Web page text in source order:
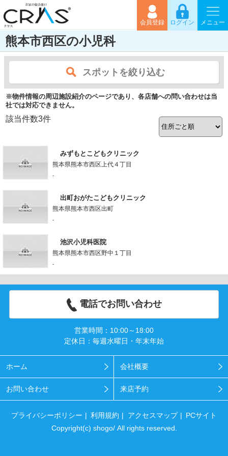
会員登録 ログイン メニュー
熊本市西区の小児科
スポットを絞り込む
※物件情報の周辺施設紹介のページであり、各店舗への問い合わせは当
社では対応できません。
該当件数3件
みずもとこどもクリニック
熊本県熊本市西区上代４丁目
-
出町おがたこどもクリニック
熊本県熊本市西区出町
-
池沢小児科医院
熊本県熊本市西区野中１丁目
-
電話でお問い合わせ
営業時間：10:00～18:00
定休日：毎週水曜日・年末年始
ホーム 会社概要
お問い合わせ 来店予約
プライバシーポリシー 利用規約 アクセスマップ
PCサイト
Copyright(c) shogo/ All rights reserved.